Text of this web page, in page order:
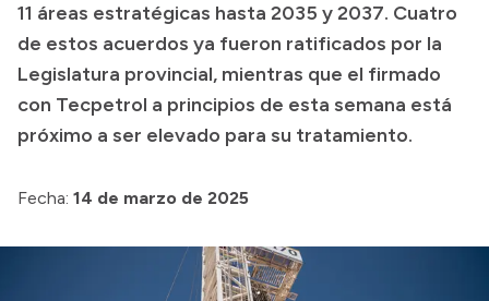
Consulta de pago a proveedores
Convocatorias
Intranet
Login
11 áreas estratégicas hasta 2035 y 2037. Cuatro
de estos acuerdos ya fueron ratificados por la
Legislatura provincial, mientras que el firmado
con Tecpetrol a principios de esta semana está
próximo a ser elevado para su tratamiento.
Fecha: 14 de marzo de 2025